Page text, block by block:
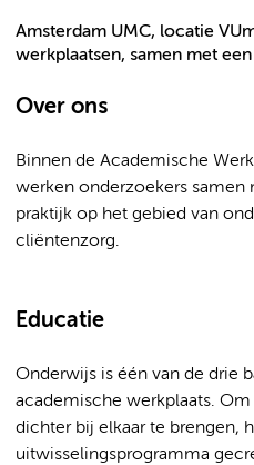
Amsterdam UMC, locatie
werkplaatsen, samen met
Over ons
Binnen de Academische
werken onderzoekers
praktijk op het gebied van
cliëntenzorg.
Educatie
Onderwijs is één van de drie
academische werkplaats.
dichter bij elkaar te brengen,
uitwisselingsprogramma